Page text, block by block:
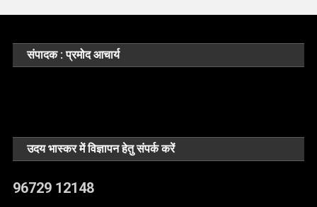
संपादक : प्रमोद आचार्य
उदय भास्कर में विज्ञापन हेतु संपर्क करें
96729 12148